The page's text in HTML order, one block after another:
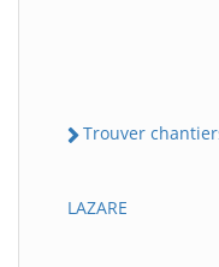
Trouver
LAZARE